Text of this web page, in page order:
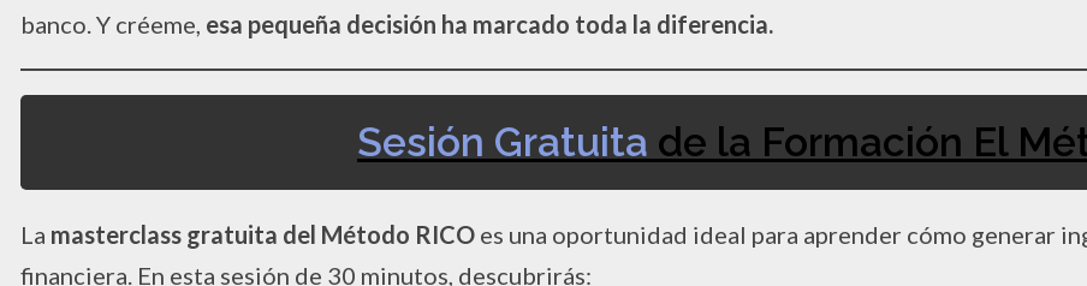
banco. Y créeme, esa pequeña decisión ha marcado toda la diferencia.
Sesión Gratuita de la Formación El
La masterclass gratuita del Método RICO es una oportunidad ideal para aprender cómo generar
financiera. En esta sesión de 30 minutos, descubrirás: